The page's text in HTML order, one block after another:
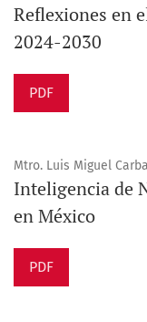
Reflexiones en
2024-2030
PDF
Mtro. Luis Miguel
Inteligencia de
en México
PDF